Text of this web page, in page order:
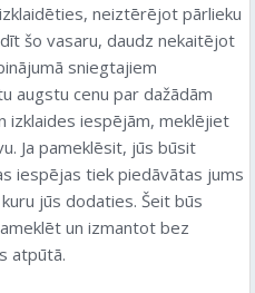
neiztērējot pārlieku
šo vasaru, daudz nekaitējot
sniegtajiem
augstu cenu par dažādām
izklaides iespējām, meklējiet
Ja pameklēsit, jūs būsit
iespējas tiek piedāvātas jums
jūs dodaties. Šeit būs
un izmantot bez
atpūtā.